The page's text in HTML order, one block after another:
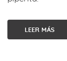
LEER MÁS